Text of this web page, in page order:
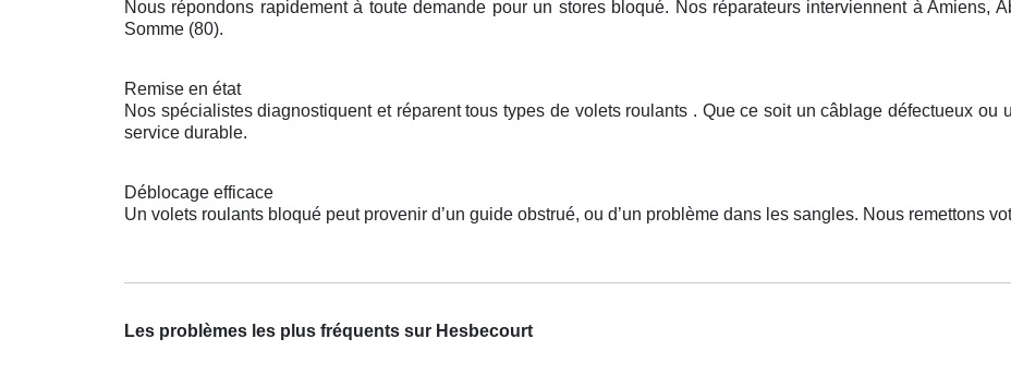
Nous répondons rapidement à toute demande pour un stores bloqué. Nos réparateurs interviennent à Amiens,
Somme (80).
Remise en état
Nos spécialistes diagnostiquent et réparent tous types de volets roulants . Que ce soit un câblage défectueux ou
service durable.
Déblocage efficace
Un volets roulants bloqué peut provenir d’un guide obstrué, ou d’un problème dans les sangles. Nous remettons
Les problèmes les plus fréquents sur Hesbecourt